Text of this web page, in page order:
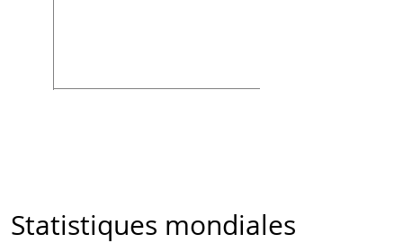
Statistiques mondiales